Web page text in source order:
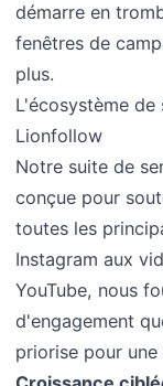
démarre en
fenêtres de
plus.
L'écosystème
Lionfollow
Notre suite de
conçue pour
toutes les
Instagram aux
YouTube, nous
d'engagement
priorise pour